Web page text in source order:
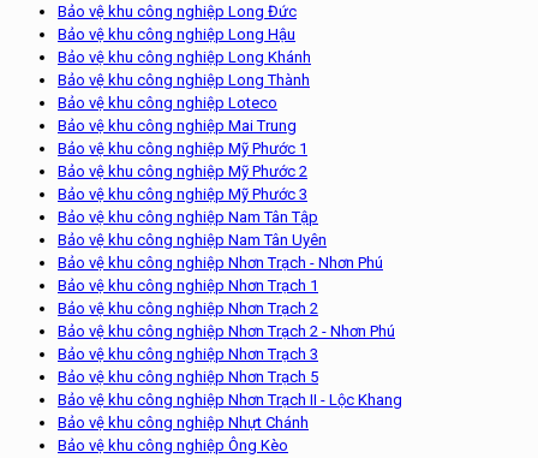
Bảo vệ khu công nghiệp Long Đức
Bảo vệ khu công nghiệp Long Hậu
Bảo vệ khu công nghiệp Long Khánh
Bảo vệ khu công nghiệp Long Thành
Bảo vệ khu công nghiệp Loteco
Bảo vệ khu công nghiệp Mai Trung
Bảo vệ khu công nghiệp Mỹ Phước 1
Bảo vệ khu công nghiệp Mỹ Phước 2
Bảo vệ khu công nghiệp Mỹ Phước 3
Bảo vệ khu công nghiệp Nam Tân Tập
Bảo vệ khu công nghiệp Nam Tân Uyên
Bảo vệ khu công nghiệp Nhơn Trạch - Nhơn Phú
Bảo vệ khu công nghiệp Nhơn Trạch 1
Bảo vệ khu công nghiệp Nhơn Trạch 2
Bảo vệ khu công nghiệp Nhơn Trạch 2 - Nhơn Phú
Bảo vệ khu công nghiệp Nhơn Trạch 3
Bảo vệ khu công nghiệp Nhơn Trạch 5
Bảo vệ khu công nghiệp Nhơn Trạch II - Lộc Khang
Bảo vệ khu công nghiệp Nhựt Chánh
Bảo vệ khu công nghiệp Ông Kèo